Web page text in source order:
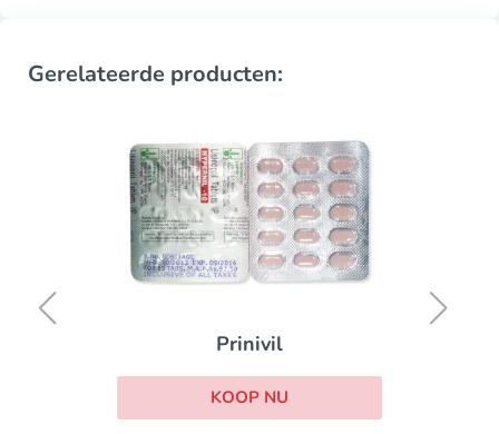
Gerelateerde producten:
Prinivil
KOOP NU